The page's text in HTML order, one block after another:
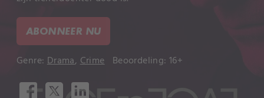
ABONNEER NU
Genre: Drama, Crime Beoordeling: 16+